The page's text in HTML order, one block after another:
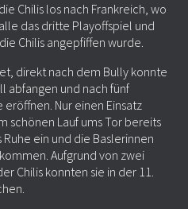
Chilis los nach Frankreich, wo
das dritte Playoffspiel und
Chilis angepfiffen wurde.
direkt nach dem Bully konnte
abfangen und nach fünf
Nur einen Einsatz
schönen Lauf ums Tor bereits
ein und die Baslerinnen
Aufgrund von zwei
Chilis konnten sie in der 11.